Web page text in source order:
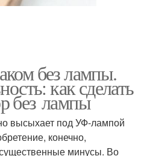
без лампы.
как сделать
без лампы
высыхает под УФ-лампой
конечно,
минусы. Во